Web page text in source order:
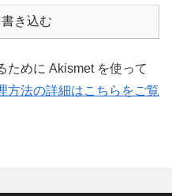
き込む
ために Akismet を使って
方法の詳細はこちらをご覧